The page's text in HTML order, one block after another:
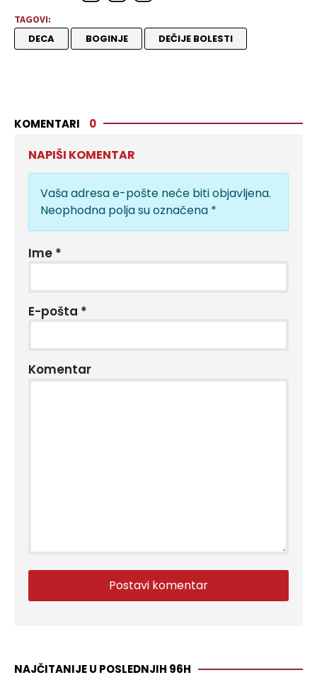
TAGOVI:
DECA BOGINJE DEČIJE BOLESTI
KOMENTARI 0
NAPIŠI KOMENTAR
Vaša adresa e-pošte neće biti objavljena.
Neophodna polja su označena *
Ime *
E-pošta *
Komentar
NAJČITANIJE U POSLEDNJIH 96H